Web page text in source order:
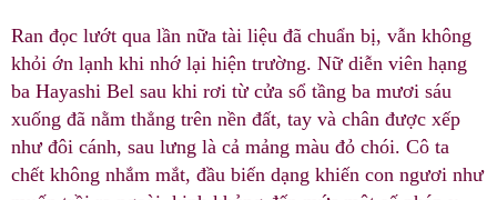
Ran đọc lướt qua lần nữa tài liệu đã chuẩn bị, vẫn không
khỏi ớn lạnh khi nhớ lại hiện trường. Nữ diễn viên hạng
ba Hayashi Bel sau khi rơi từ cửa sổ tầng ba mươi sáu
xuống đã nằm thẳng trên nền đất, tay và chân được xếp
như đôi cánh, sau lưng là cả mảng màu đỏ chói. Cô ta
chết không nhắm mắt, đầu biến dạng khiến con ngươi như